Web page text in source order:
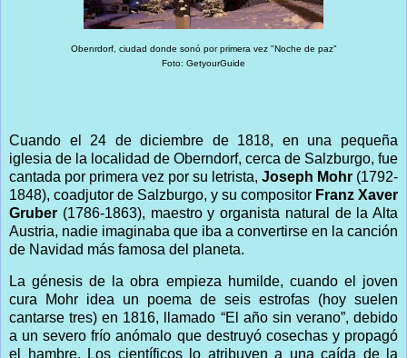
Obenrdorf, ciudad donde sonó por primera vez "Noche de paz"
Foto: GetyourGuide
Cuando el 24 de diciembre de 1818, en una pequeña
iglesia de la localidad de Oberndorf, cerca de Salzburgo, fue
cantada por primera vez por su letrista, Joseph Mohr (1792-
1848), coadjutor de Salzburgo, y su compositor Franz Xaver
Gruber (1786-1863), maestro y organista natural de la Alta
Austria, nadie imaginaba que iba a convertirse en la canción
de Navidad más famosa del planeta.
La génesis de la obra empieza humilde, cuando el joven
cura Mohr idea un poema de seis estrofas (hoy suelen
cantarse tres) en 1816, llamado “El año sin verano”, debido
a un severo frío anómalo que destruyó cosechas y propagó
el hambre. Los científicos lo atribuyen a una caída de la